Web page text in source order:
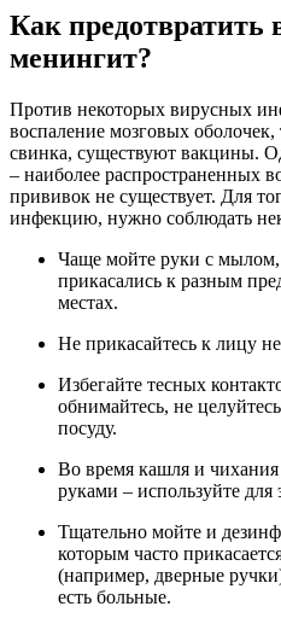
Как предотвратить
менингит?
Против некоторых вирусных
воспаление мозговых оболочек,
свинка, существуют вакцины.
– наиболее распространенных
прививок не существует. Для
инфекцию, нужно соблюдать
Чаще мойте руки с
прикасались к разным
местах.
Не прикасайтесь к лицу
Избегайте тесных
обнимайтесь, не
посуду.
Во время кашля и
руками – используйте для
Тщательно мойте и
которым часто
(например, дверные
есть больные.